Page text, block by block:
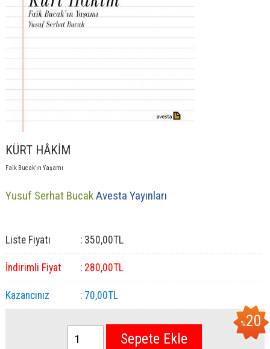
KÜRT HÂKİM
Faik Bucak’ın Yaşamı
Yusuf Serhat BucakAvesta Yayınları
Liste Fiyatı : 350,00TL
İndirimli Fiyat : 280,00TL
Kazancınız : 70,00TL
%20
Sepete Ekle